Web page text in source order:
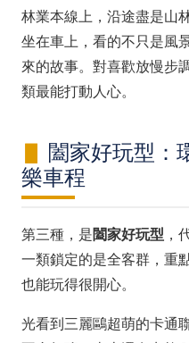
林業本線上，沿途盡是山
坐在車上，看的不只是風
來的故事。對喜歡放慢步
類最能打動人心。
闔家好玩型：
樂車程
第三種，是闔家好玩型 ，
一類鎖定的是全客群，重
也能玩得很開心。
光看到三麗鷗超萌的卡通